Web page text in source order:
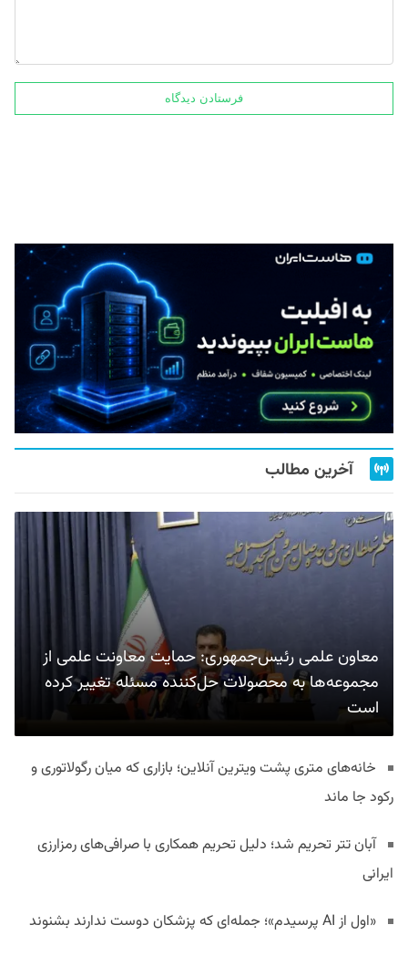
آخرین مطالب
معاون علمی رئیس‌جمهوری: حمایت معاونت علمی از
مجموعه‌ها به محصولات حل‌کننده مسئله تغییر کرده
است
خانه‌های متری پشت ویترین آنلاین؛ بازاری که میان رگولاتوری و
رکود جا ماند
آبان تتر تحریم شد؛ دلیل تحریم همکاری با صرافی‌های رمزارزی
ایرانی
«اول از AI پرسیدم»؛ جمله‌ای که پزشکان دوست ندارند بشنوند